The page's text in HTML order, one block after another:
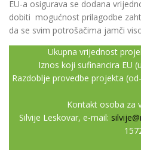
EU-a osigurava se dodana
dobiti mogućnost prilagodbe
da se svim potrošačima jamči
Ukupna vrijednost
Iznos koji sufinancira EU
Razdoblje provedbe projekta
Kontakt osoba za
Silvije Leskovar, e-mail: